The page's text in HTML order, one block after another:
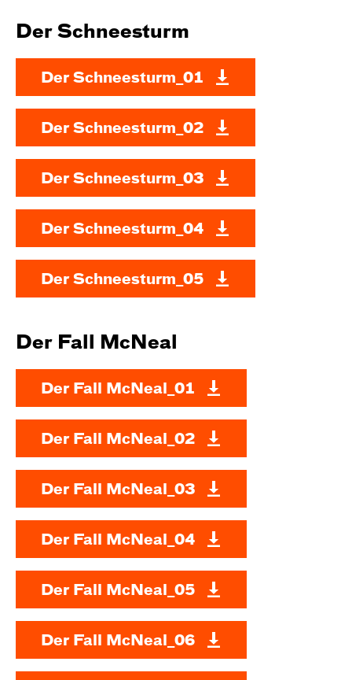
Der Schneesturm
Der Schneesturm_01
Der Schneesturm_02
Der Schneesturm_03
Der Schneesturm_04
Der Schneesturm_05
Der Fall McNeal
Der Fall McNeal_01
Der Fall McNeal_02
Der Fall McNeal_03
Der Fall McNeal_04
Der Fall McNeal_05
Der Fall McNeal_06